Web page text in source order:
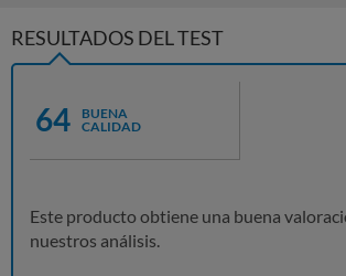
RESULTADOS DEL TEST
64
BUENA
CALIDAD
Este producto obtiene una buena
nuestros análisis.